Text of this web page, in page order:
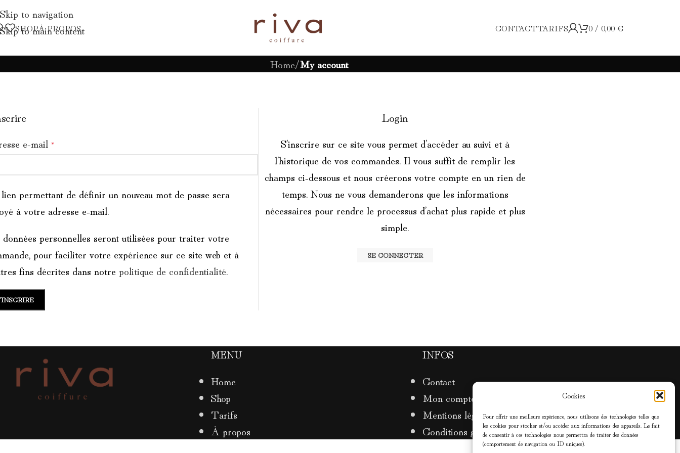
Cookies
Pour offrir une meilleure expérience, nous utilisons des technologies telles que
les cookies pour stocker et/ou accéder aux informations des appareils. Le fait
de consentir à ces technologies nous permettra de traiter des données
(comportement de navigation ou ID uniques).
Skip to navigation
Skip to main content
SHOPÀ PROPOS CONTACTTARIFS 0 / 0,00 €
Home/My account
e-mail *
permettant de définir un nouveau mot de passe sera
à votre adresse e-mail.
données personnelles seront utilisées pour traiter votre
pour faciliter votre expérience sur ce site web et à
fins décrites dans notre politique de confidentialité.
Login
S’inscrire sur ce site vous permet d’accéder au suivi et à
l’historique de vos commandes. Il vous suffit de remplir les
champs ci-dessous et nous créerons votre compte en un rien de
temps. Nous ne vous demanderons que les informations
nécessaires pour rendre le processus d’achat plus rapide et plus
simple.
SE CONNECTER
MENU
Home
Shop
Tarifs
À propos
INFOS
Contact
Mon compte
Mentions légales
Conditions générales de vente